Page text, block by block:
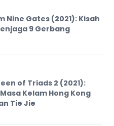
Nine Gates (2021): Kisah
9 Gerbang
of Triads 2 (2021):
Kelam Hong Kong
Tie Jie